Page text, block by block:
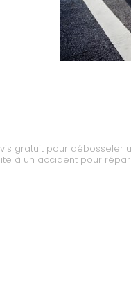
gratuit pour débosseler
à un accident pour